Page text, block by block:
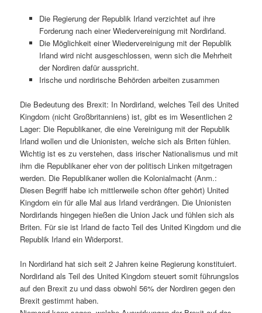
Die Regierung der Republik Irland verzichtet auf ihre
Forderung nach einer Wiedervereinigung mit Nordirland.
Die Möglichkeit einer Wiedervereinigung mit der Republik
Irland wird nicht ausgeschlossen, wenn sich die Mehrheit
der Nordiren dafür ausspricht.
Irische und nordirische Behörden arbeiten zusammen
Die Bedeutung des Brexit: In Nordirland, welches Teil des United
Kingdom (nicht Großbritanniens) ist, gibt es im Wesentlichen 2
Lager: Die Republikaner, die eine Vereinigung mit der Republik
Irland wollen und die Unionisten, welche sich als Briten fühlen.
Wichtig ist es zu verstehen, dass irischer Nationalismus und mit
ihm die Republikaner eher von der politisch Linken mitgetragen
werden. Die Republikaner wollen die Kolonialmacht (Anm.:
Diesen Begriff habe ich mittlerweile schon öfter gehört) United
Kingdom ein für alle Mal aus Irland verdrängen. Die Unionisten
Nordirlands hingegen hießen die Union Jack und fühlen sich als
Briten. Für sie ist Irland de facto Teil des United Kingdom und die
Republik Irland ein Widerporst.
In Nordirland hat sich seit 2 Jahren keine Regierung konstituiert.
Nordirland als Teil des United Kingdom steuert somit führungslos
auf den Brexit zu und dass obwohl 56% der Nordiren gegen den
Brexit gestimmt haben.